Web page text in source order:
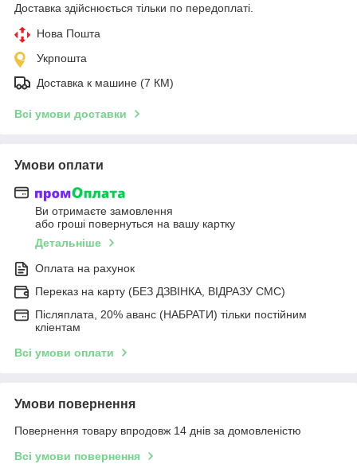
Доставка здійснюється тільки по передоплаті.
Нова Пошта
Укрпошта
Доставка к машине (7 КМ)
Всі умови доставки
Умови оплати
Ви отримаєте замовлення
або гроші повернуться на вашу картку
Детальніше
Оплата на рахунок
Переказ на карту (БЕЗ ДЗВІНКА, ВІДРАЗУ СМС)
Післяплата, 20% аванс (НАБРАТИ) тільки постійним
кліентам
Всі умови оплати
Умови повернення
Повернення товару впродовж 14 днів за домовленістю
Всі умови повернення